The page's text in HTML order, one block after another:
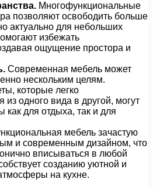
Многофункциональные
позволяют освободить больше
актуально для небольших
избежать
ощущение простора и
Современная мебель может
нескольким целям.
которые легко
одного вида в другой, могут
как для отдыха, так и для
мебель зачастую
и современным дизайном, что
вписываться в любой
созданию уютной и
на кухне.